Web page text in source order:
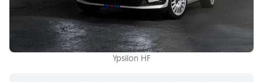
Ypsilon HF